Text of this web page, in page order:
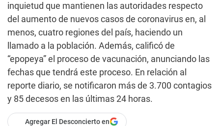
inquietud que mantienen las autoridades respecto
del aumento de nuevos casos de coronavirus en, al
menos, cuatro regiones del país, haciendo un
llamado a la población. Además, calificó de
“epopeya” el proceso de vacunación, anunciando las
fechas que tendrá este proceso. En relación al
reporte diario, se notificaron más de 3.700 contagios
y 85 decesos en las últimas 24 horas.
Agregar El Desconcierto en